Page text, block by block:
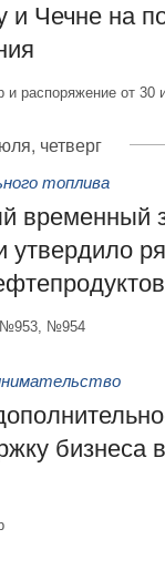
и Чечне на
распоряжение от
четверг
топлива
временный
утвердило
№953, №954
бизнеса